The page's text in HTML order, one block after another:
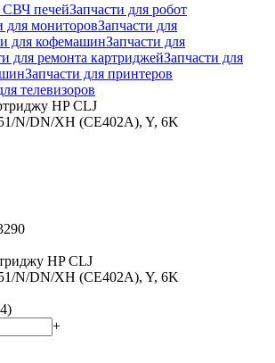
СВЧ печейЗапчасти для робот
для мониторовЗапчасти для
для кофемашинЗапчасти для
для ремонта картриджейЗапчасти для
Запчасти для принтеров
телевизоров
HP CLJ
N/DN/XH (CE402A), Y, 6K
HP CLJ
N/DN/XH (CE402A), Y, 6K
+